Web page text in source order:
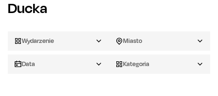
Ducka
Wydarzenie Miasto
Data Kategoria